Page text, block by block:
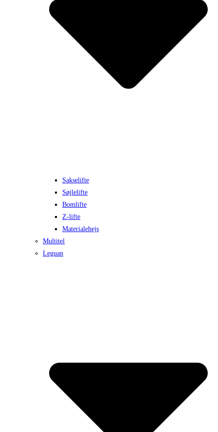
Sakselifte
Søjlelifte
Bomlifte
Z-lifte
Materialehejs
Multitel
Leguan